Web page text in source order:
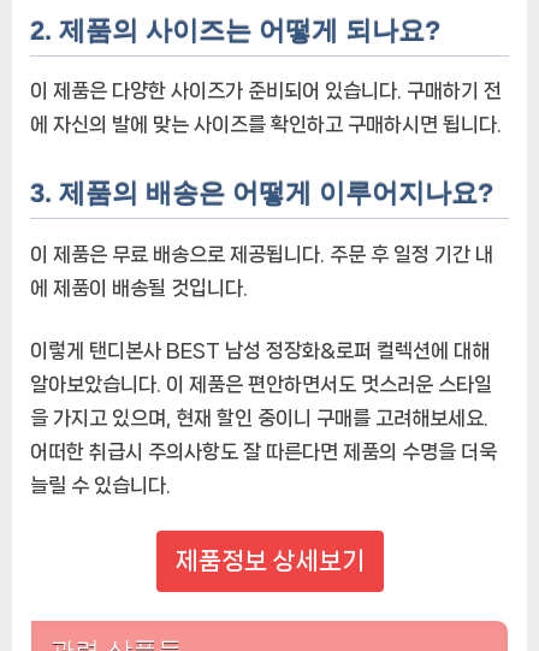
2. 제품의 사이즈는 어떻게 되나요?
이 제품은 다양한 사이즈가 준비되어 있습니다. 구매하기 전
에 자신의 발에 맞는 사이즈를 확인하고 구매하시면 됩니다.
3. 제품의 배송은 어떻게 이루어지나요?
이 제품은 무료 배송으로 제공됩니다. 주문 후 일정 기간 내
에 제품이 배송될 것입니다.
이렇게 탠디본사 BEST 남성 정장화&로퍼 컬렉션에 대해
알아보았습니다. 이 제품은 편안하면서도 멋스러운 스타일
을 가지고 있으며, 현재 할인 중이니 구매를 고려해보세요.
어떠한 취급시 주의사항도 잘 따른다면 제품의 수명을 더욱
늘릴 수 있습니다.
제품정보 상세보기